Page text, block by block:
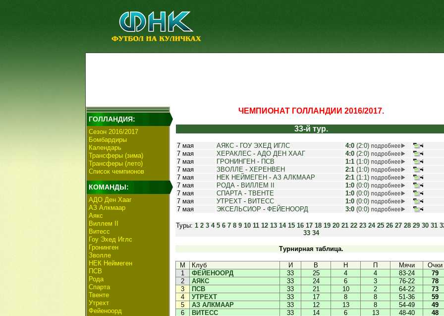
ГОЛЛАНДИЯ:
Сезон 2016/2017
Бомбардиры
Календарь
Трансферы (зима)
Трансферы (лето)
Список чемпионов
КОМАНДЫ:
АДО Ден Хааг
АЗ Алкмаар
Аякс
Виллем II
Витесс
Гоу Эхед Иглс
Гронинген
Зволле
НЕК Неймеген
ПСВ
Рода
Спарта
Твенте
Утрехт
Фейеноорд
ЧЕМПИОНАТ ГОЛЛАНДИИ 2016/2017.
33-й тур.
7 мая АЯКС - ГОУ ЭХЕД ИГЛС 4:0 (2:0)
7 мая
ХЕРАКЛЕС - АДО ДЕН ХААГ 4:0 (2:0)
7 мая
ГРОНИНГЕН - ПСВ 1:1 (1:0)
7 мая
ЗВОЛЛЕ - ХЕРЕНВЕН 2:1 (1:0)
7 мая
НЕК НЕЙМЕГЕН - АЗ АЛКМААР 2:1 (1:1)
7 мая
РОДА - ВИЛЛЕМ II 1:0 (0:0)
7 мая
СПАРТА - ТВЕНТЕ 1:0 (0:0)
7 мая
УТРЕХТ - ВИТЕСС 1:0 (0:0)
7 мая
ЭКСЕЛЬСИОР - ФЕЙЕНООРД 3:0 (0:0)
Туры: 1 2 3 4 5 6 7 8 9 10 11 12 13 14 15 16 17 18 19 20 21 22 23 24 25 26 27 28 29 30 31
33 34
Турнирная таблица.
М Клуб И В Н П Мячи
Очки
1
ФЕЙЕНООРД 33 25 4 4 83-24
79
2
АЯКС 33 24 6 3 76-22
78
3
ПСВ 33 21 10 2 64-22
73
4
УТРЕХТ 33 17 8 8 51-36
59
5
АЗ АЛКМААР 33 12 13 8 54-49
49
6
ВИТЕСС 33 14 6 13 48-40
48